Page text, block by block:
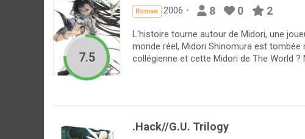
7.5
Roman 2006 8 0 2
L'histoire tourne autour de Midori, une
monde réel, Midori Shinomura est
collégienne et cette Midori de The World
.Hack//G.U. Trilogy